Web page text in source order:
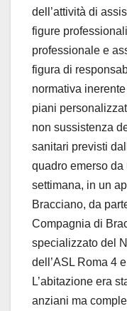
dell’attività di
figure
professionale e
figura di
normativa
piani
non sussistenza
sanitari previsti
quadro emerso
settimana, in un
Bracciano, da
Compagnia di
specializzato del
dell’ASL Roma 4
L’abitazione era
anziani ma